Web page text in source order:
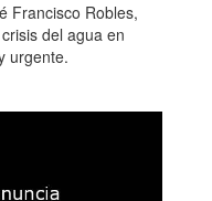
Francisco Robles,
del agua en
urgente.